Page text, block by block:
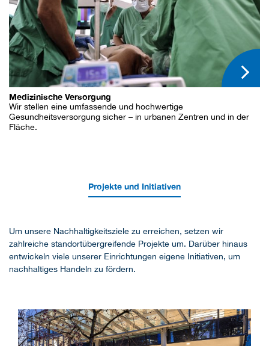
Medizinische Versorgung
Wir stellen eine umfassende und hochwertige
Gesundheitsversorgung sicher – in urbanen Zentren und in der
Fläche.
Projekte und Initiativen
Um unsere Nachhaltigkeitsziele zu erreichen, setzen wir
zahlreiche standortübergreifende Projekte um. Darüber hinaus
entwickeln viele unserer Einrichtungen eigene Initiativen, um
nachhaltiges Handeln zu fördern.